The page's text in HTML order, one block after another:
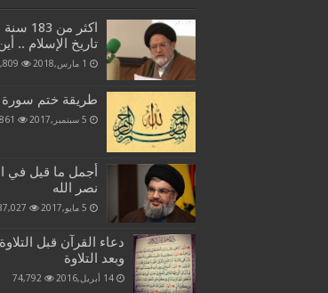
اكثر
تاريخ الإسلام ..
1 مارس,2018
طريقة ختم سورة
5 سبتمبر,2017
أجمل ما قيل في
نصر الله
5 مايو,2017
دعاء القرآن قبل
وبعد التلاوة
14 أبريل,2016 74,792